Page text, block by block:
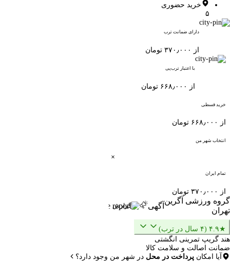
خرید حضوری
۵
دارای ضمانت ترب
از ۳۷۰٫۰۰۰ تومان
با اعتبار ترب‌پی
از ۶۶۸٫۰۰۰ تومان
خرید قسطی
از ۶۶۸٫۰۰۰ تومان
انتخاب شهر من
تمام ایران
از ۳۷۰٫۰۰۰ تومان
گروه ورزشی آگرین
تهران
آگهی گزارش
★۴.۹ (۴ سال در ترب)
هند گریپ تمرینی انگشتی
ضمانت اصالت و سلامت کالا
آیا امکان پرداخت در محل در شهر من وجود دارد؟